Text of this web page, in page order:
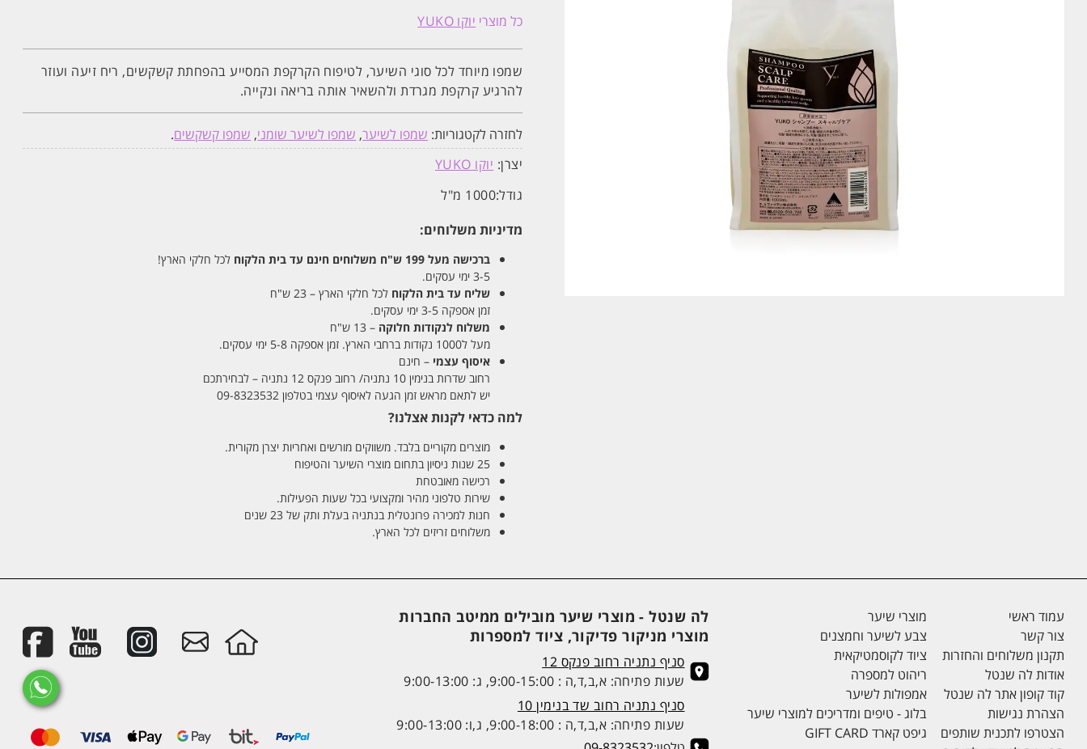
טיפולי
'סקאלפ
לשיער
ולקרקפת
בריאה
1000ML
YUKO
יוקו
כל מוצרי יוקו YUKO
שמפו מיוחד לכל סוגי השיער, לטיפוח הקרקפת המסייע בהפחתת קשקשים, ריח זיעה ועוזר
להרגיע קרקפת מגרדת ולהשאיר אותה בריאה ונקייה.
לחזרה לקטגוריות: שמפו לשיער, שמפו לשיער שומני, שמפו קשקשים.
יצרן: יוקו YUKO
גודל:1000 מ"ל
מדיניות משלוחים:
ברכישה מעל 199 ש"ח משלוחים חינם עד בית הלקוח לכל חלקי הארץ!
3-5 ימי עסקים.
שליח עד בית הלקוח לכל חלקי הארץ – 23 ש"ח
זמן אספקה 3-5 ימי עסקים.
משלוח לנקודות חלוקה – 13 ש"ח
מעל ל1000 נקודות ברחבי הארץ. זמן אספקה 5-8 ימי עסקים.
איסוף עצמי – חינם
רחוב שדרות בנימין 10 נתניה/ רחוב פנקס 12 נתניה – לבחירתכם
יש לתאם מראש זמן הגעה לאיסוף עצמי בטלפון 09-8323532
למה כדאי לקנות אצלנו?
מוצרים מקוריים בלבד. משווקים מורשים ואחריות יצרן מקורית.
25 שנות ניסיון בתחום מוצרי השיער והטיפוח
רכישה מאובטחת
שירות טלפוני מהיר ומקצועי בכל שעות הפעילות.
חנות למכירה פרונטלית בנתניה בעלת ותק של 23 שנים
משלוחים זריזים לכל הארץ.
עמוד ראשי
צור קשר
תקנון משלוחים והחזרות
אודות לה שנטל
קוד קופון אתר לה שנטל
הצהרת נגישות
הצטרפו לתכנית שותפים
מוצרי שיער
צבע לשיער וחמצנים
ציוד לקוסמטיקאית
ריהוט למספרה
אמפולות לשיער
בלוג - טיפים ומדריכים למוצרי שיער
גיפט קארד GIFT CARD
לה שנטל - מוצרי שיער מובילים ממיטב החברות
מוצרי מניקור פדיקור, ציוד למספרות
סניף נתניה רחוב פנקס 12
שעות פתיחה: א,ב,ד,ה : 9:00-15:00, ג: 9:00-13:00
סניף נתניה רחוב שד בנימין 10
שעות פתיחה: א,ב,ד,ה : 9:00-18:00, ג,ו: 9:00-13:00